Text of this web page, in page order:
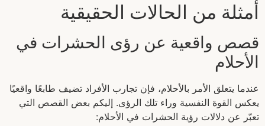
أمثلة من الحالات الحقيقية
قصص واقعية عن رؤى الحشرات في
الأحلام
عندما يتعلق الأمر بالأحلام، فإن تجارب الأفراد تضيف طابعًا واقعيًا
يعكس القوة النفسية وراء تلك الرؤى. إليكم بعض القصص التي
تعبّر عن دلالات رؤية الحشرات في الأحلام: